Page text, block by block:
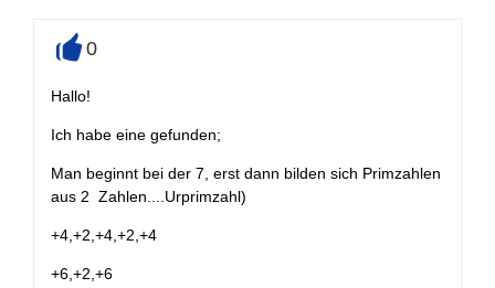
+
0
Hallo!
Ich habe eine gefunden;
Man beginnt bei der 7, erst dann bilden sich Primzahlen
aus 2 Zahlen....Urprimzahl)
+4,+2,+4,+2,+4
+6,+2,+6